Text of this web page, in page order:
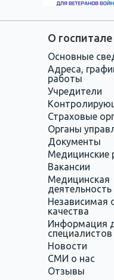
О госпитале
Основные
Адреса,
работы
Учредители
Страховые
Органы
Документы
Медицинские
Вакансии
Медицинская
деятельность
Независимая
качества
Информация
специалистов
Новости
СМИ о нас
Отзывы